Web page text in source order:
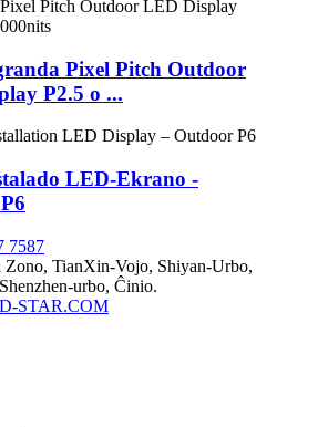
Pixel Pitch Outdoor
P2.5 o ...
LED-Ekrano -
7587
Zono, TianXin-Vojo, Shiyan-Urbo,
urbo, Ĉinio.
STAR.COM